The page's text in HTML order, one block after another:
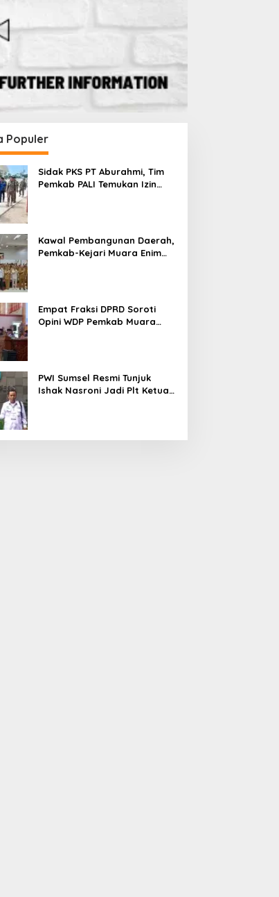
Populer
Sidak PKS PT Aburahmi, Tim
Pemkab PALI Temukan Izin
Kawal Pembangunan Daerah,
Pemkab-Kejari Muara Enim
Empat Fraksi DPRD Soroti
Opini WDP Pemkab Muara
PWI Sumsel Resmi Tunjuk
Ishak Nasroni Jadi Plt Ketua